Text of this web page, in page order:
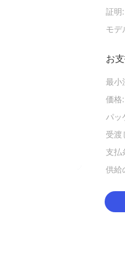
証明:
モデ
お
最小
価格:
パッ
受渡
支払
供給